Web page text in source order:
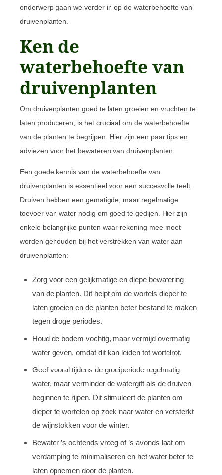
onderwerp gaan we verder in op de waterbehoefte van
druivenplanten.
Ken de
waterbehoefte van
druivenplanten
Om druivenplanten goed te laten groeien en vruchten te
laten produceren, is het cruciaal om de waterbehoefte
van de planten te begrijpen. Hier zijn een paar tips en
adviezen voor het bewateren van druivenplanten:
Een goede kennis van de waterbehoefte van
druivenplanten is essentieel voor een succesvolle teelt.
Druiven hebben een gematigde, maar regelmatige
toevoer van water nodig om goed te gedijen. Hier zijn
enkele belangrijke punten waar rekening mee moet
worden gehouden bij het verstrekken van water aan
druivenplanten:
Zorg voor een gelijkmatige en diepe bewatering
van de planten. Dit helpt om de wortels dieper te
laten groeien en de planten beter bestand te maken
tegen droge periodes.
Houd de bodem vochtig, maar vermijd overmatig
water geven, omdat dit kan leiden tot wortelrot.
Geef vooral tijdens de groeiperiode regelmatig
water, maar verminder de watergift als de druiven
beginnen te rijpen. Dit stimuleert de planten om
dieper te wortelen op zoek naar water en versterkt
de wijnstokken voor de winter.
Bewater ’s ochtends vroeg of ’s avonds laat om
verdamping te minimaliseren en het water beter te
laten opnemen door de planten.